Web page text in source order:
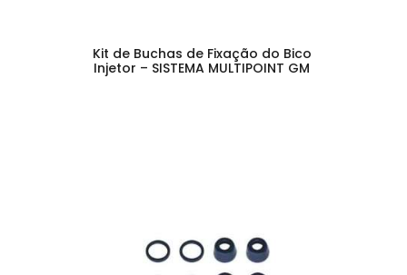
Kit de Buchas de Fixação do Bico
Injetor – SISTEMA MULTIPOINT GM